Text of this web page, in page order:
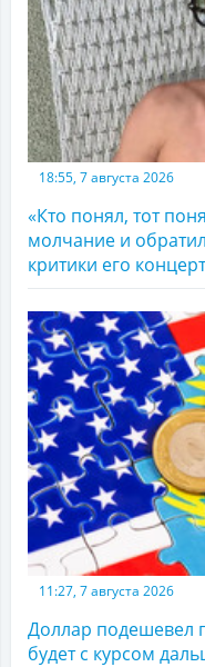
18:55, 7 августа 2026
«Кто понял, тот
молчание и
критики его
11:27, 7 августа 2026
Доллар подешевел
будет с курсом